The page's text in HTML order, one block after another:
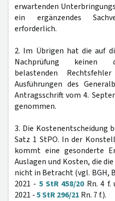
erwartenden
ein ergänzendes
erforderlich.
2. Im Übrigen hat die auf
Nachprüfung keinen
belastenden
Ausführungen des
Antragsschrift vom 4.
genommen.
3. Die Kostenentscheidung
Satz 1 StPO. In der
kommt eine gesonderte
Auslagen und Kosten, die
nicht in Betracht (vgl. BGH,
2021 - 5 StR 458/20Rn. 4 f.
2021 -5 StR 296/21 Rn. 7 f.).